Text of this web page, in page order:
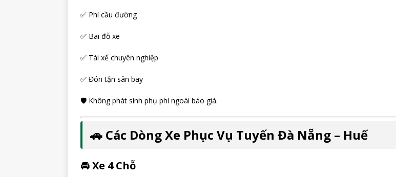
✅ Phí cầu đường
✅ Bãi đỗ xe
✅ Tài xế chuyên nghiệp
✅ Đón tận sân bay
🛡️ Không phát sinh phụ phí ngoài báo giá.
🚗 Các Dòng Xe Phục Vụ Tuyến Đà Nẵng – Huế
🚘 Xe 4 Chỗ